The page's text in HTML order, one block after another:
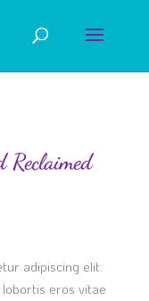
adipiscing elit.
eros vitae